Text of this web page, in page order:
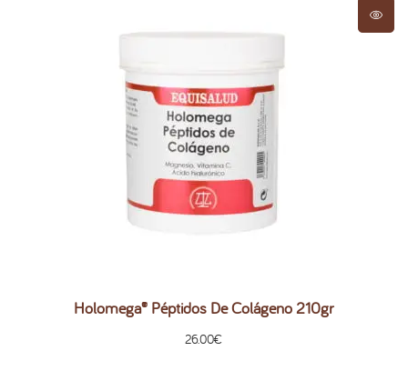
Holomega® Péptidos De Colágeno 210gr
26.00€